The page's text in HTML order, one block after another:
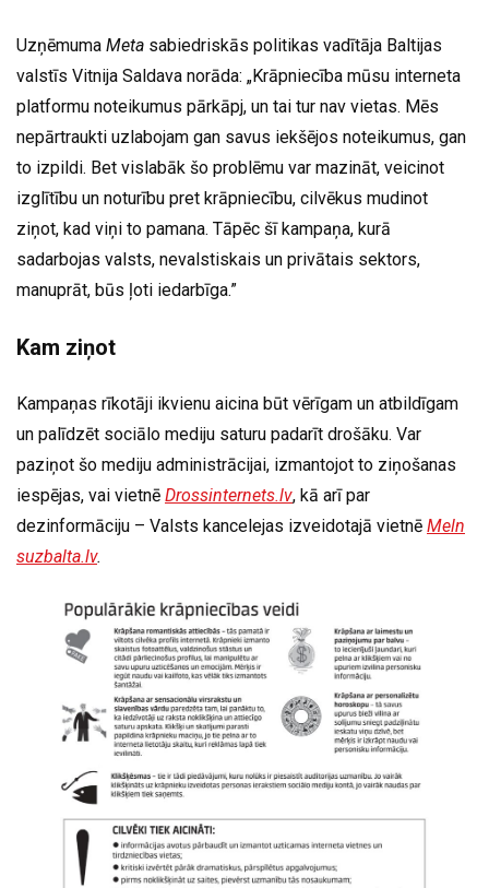
Uzņēmuma Meta sabiedriskās politikas vadītāja Baltijas
valstīs Vitnija Saldava norāda: „Krāpniecība mūsu interneta
platformu noteikumus pārkāpj, un tai tur nav vietas. Mēs
nepārtraukti uzlabojam gan savus iekšējos noteikumus, gan
to izpildi. Bet vislabāk šo problēmu var mazināt, veicinot
izglītību un noturību pret krāpniecību, cilvēkus mudinot
ziņot, kad viņi to pamana. Tāpēc šī kampaņa, kurā
sadarbojas valsts, nevalstiskais un privātais sektors,
manuprāt, būs ļoti iedarbīga.”
Kam ziņot
Kampaņas rīkotāji ikvienu aicina būt vērīgam un atbildīgam
un palīdzēt sociālo mediju saturu padarīt drošāku. Var
paziņot šo mediju administrācijai, izmantojot to ziņošanas
iespējas, vai vietnē Drossinternets.lv, kā arī par
dezinformāciju – Valsts kancelejas izveidotajā vietnē Meln
suzbalta.lv.